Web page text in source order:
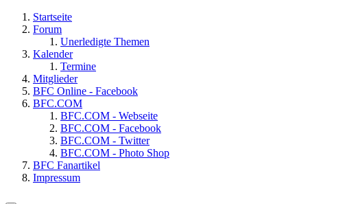
Startseite
Forum
Unerledigte Themen
Kalender
Termine
Mitglieder
BFC Online - Facebook
BFC.COM
BFC.COM - Webseite
BFC.COM - Facebook
BFC.COM - Twitter
BFC.COM - Photo Shop
BFC Fanartikel
Impressum